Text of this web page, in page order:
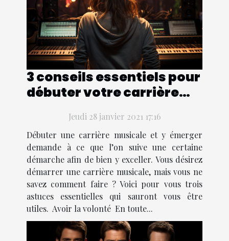
3 conseils essentiels pour
débuter votre carrière
Jeudi 28 janvier 2021 17:16
Débuter une carrière musicale et y émerger
demande à ce que l’on suive une certaine
démarche afin de bien y exceller. Vous désirez
démarrer une carrière musicale, mais vous ne
savez comment faire ? Voici pour vous trois
astuces essentielles qui sauront vous être
utiles. Avoir la volonté En toute...